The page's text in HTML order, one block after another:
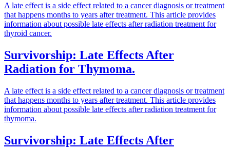
A late effect is a side effect related to a cancer diagnosis or treatment
that happens months to years after treatment. This article provides
information about possible late effects after radiation treatment for
thyroid cancer.
Survivorship: Late Effects After
Radiation for Thymoma.
A late effect is a side effect related to a cancer diagnosis or treatment
that happens months to years after treatment. This article provides
information about possible late effects after radiation treatment for
thymoma.
Survivorship: Late Effects After